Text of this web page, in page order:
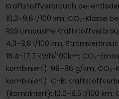
Kraftstoffverbrauch bei
10,2–9,6 l/100 km; CO₂-Klasse
RS5 Limousine
4,3–3,8 l/100 km;
18,4–17,7 kWh/100km; CO₂-
kombiniert): 98–86 g/km; CO₂-
kombiniert): C–B;
(kombiniert): 10,0–9,5 l/100 km;